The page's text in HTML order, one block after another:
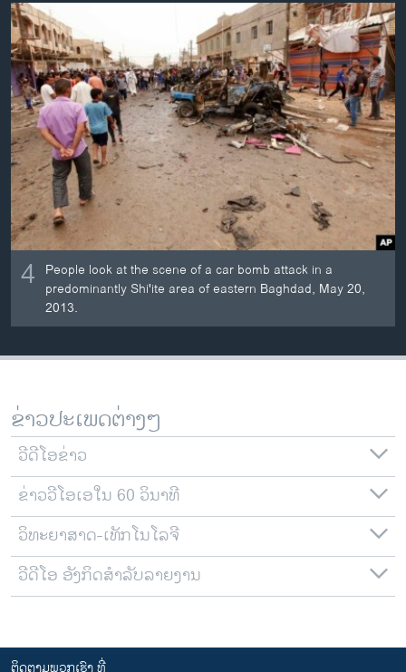
4 People look at the scene of a car bomb attack in a
predominantly Shi'ite area of eastern Baghdad, May 20,
2013.
ຂ່າວປະເພດຕ່າງໆ
ວີດີໂອຂ່າວ
ຂ່າວວີໂອເອໃນ 60 ວິນາທີ
ວິທະຍາສາດ-ເທັກໂນໂລຈີ
ວີດີໂອ ອັງກິດສຳລັບລາຍງານ